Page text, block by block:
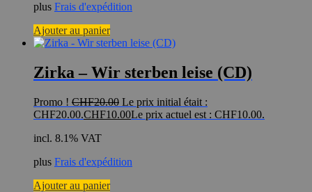
plus Frais d'expédition
Ajouter au panier
Zirka – Wir sterben leise (CD)
Promo ! CHF20.00 Le prix initial était :
CHF20.00.CHF10.00Le prix actuel est : CHF10.00.
incl. 8.1% VAT
plus Frais d'expédition
Ajouter au panier